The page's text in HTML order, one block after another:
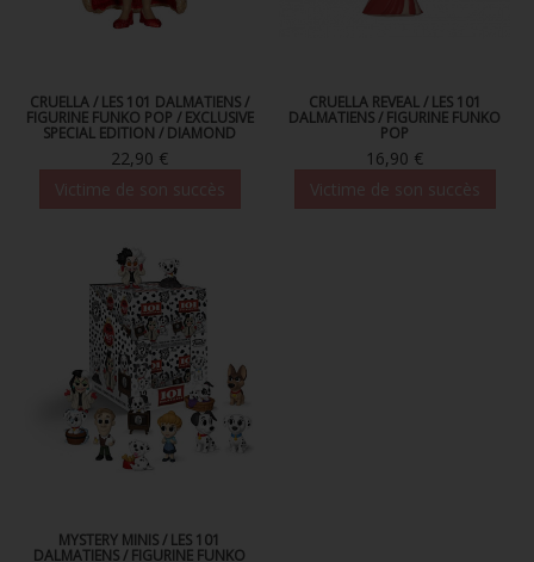
CRUELLA / LES 101 DALMATIENS /
FIGURINE FUNKO POP / EXCLUSIVE
SPECIAL EDITION / DIAMOND
22,90 €
CRUELLA REVEAL / LES 101
DALMATIENS / FIGURINE FUNKO
POP
16,90 €
MYSTERY MINIS / LES 101
DALMATIENS / FIGURINE FUNKO